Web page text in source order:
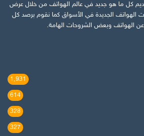
كل ما هو جديد في عالم الهواتف من خلال عرض
الهواتف الجديدة في الأسواق كما نقوم برصد كل
عن الهواتف وبعض الشروحات الهامة.
1٬931
614
328
327